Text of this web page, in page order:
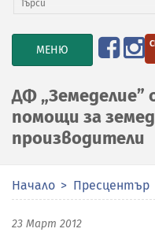
TOGGLE
NAVIGATION
МЕНЮ
ДФ „Земеделие”
помощи за
производители
Начало Пресцентър
23 Март 2012